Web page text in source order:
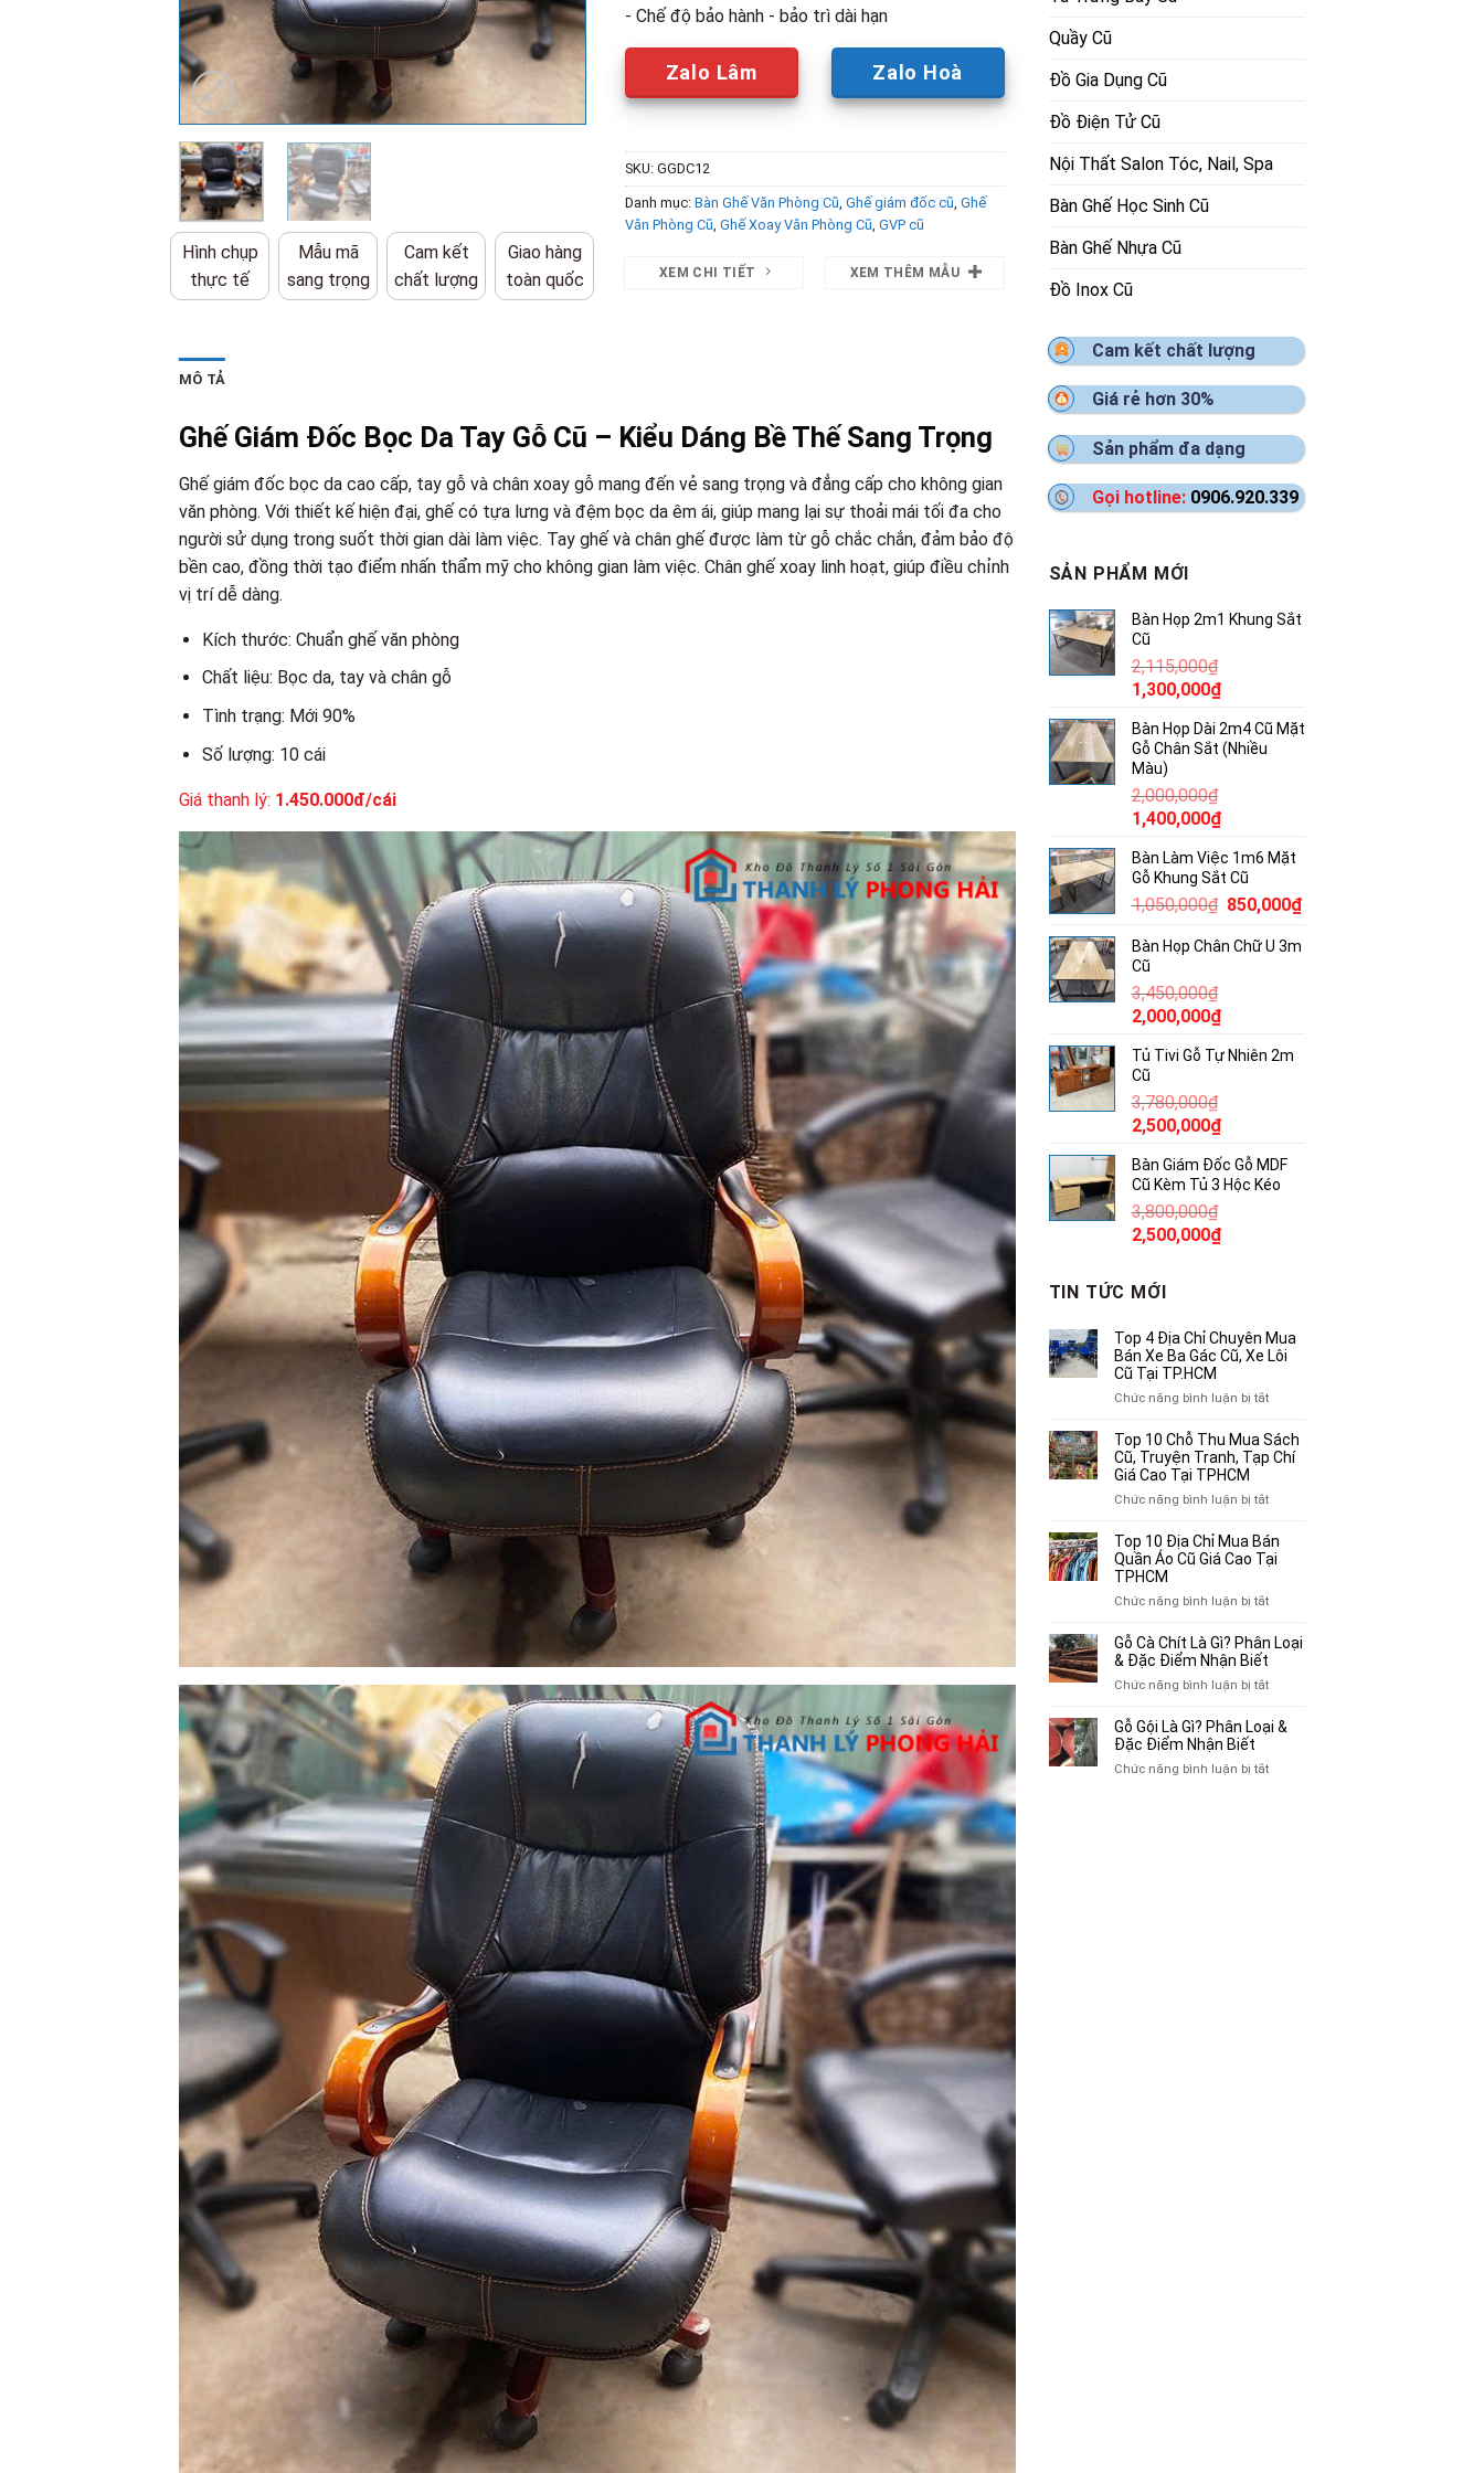
Hình chụp
thực tế
Mẫu mã
sang trọng
Cam kết
chất lượng
Giao hàng
toàn quốc
- Chế độ bảo hành - bảo trì dài hạn
Zalo Lâm Zalo Hoà
SKU: GGDC12
Danh mục: Bàn Ghế Văn Phòng Cũ Ghế giám đốc cũ Ghế
Văn Phòng Cũ Ghế Xoay Văn Phòng Cũ GVP cũ
XEM CHI TIẾT XEM THÊM MẪU
MÔ TẢ
Ghế Giám Đốc Bọc Da Tay Gỗ Cũ – Kiểu Dáng Bề Thế Sang Trọng
Ghế giám đốc bọc da cao cấp, tay gỗ và chân xoay gỗ mang đến vẻ sang trọng và đẳng cấp cho không gian
văn phòng. Với thiết kế hiện đại, ghế có tựa lưng và đệm bọc da êm ái, giúp mang lại sự thoải mái tối đa cho
người sử dụng trong suốt thời gian dài làm việc. Tay ghế và chân ghế được làm từ gỗ chắc chắn, đảm bảo độ
bền cao, đồng thời tạo điểm nhấn thẩm mỹ cho không gian làm việc. Chân ghế xoay linh hoạt, giúp điều chỉnh
vị trí dễ dàng.
Kích thước: Chuẩn ghế văn phòng
Chất liệu: Bọc da, tay và chân gỗ
Tình trạng: Mới 90%
Số lượng: 10 cái
Giá thanh lý: 1.450.000đ/cái
Quầy Cũ
Đồ Gia Dụng Cũ
Đồ Điện Tử Cũ
Nội Thất Salon Tóc, Nail, Spa
Bàn Ghế Học Sinh Cũ
Bàn Ghế Nhựa Cũ
Đồ Inox Cũ
Cam kết chất lượng
Giá rẻ hơn 30%
Sản phẩm đa dạng
Gọi hotline: 0906.920.339
SẢN PHẨM MỚI
Bàn Họp 2m1 Khung Sắt
Cũ
2,115,000₫
Giá
là:
2,115,000₫.
1,300,000₫Giá
tại
là:
Bàn Họp Dài 2m4 Cũ Mặt
Gỗ Chân Sắt (Nhiều
Màu)
2,000,000₫
Giá
là:
2,000,000₫.
1,400,000₫Giá
tại
là:
1,400,000₫.
Bàn Làm Việc 1m6 Mặt
Gỗ Khung Sắt Cũ
1,050,000₫ Giá
là:
850,000₫Giá
Bàn Họp Chân Chữ U 3m
Cũ
3,450,000₫
Giá
là:
3,450,000₫.
2,000,000₫Giá
tại
Tủ Tivi Gỗ Tự Nhiên 2m
Cũ
3,780,000₫
Giá
là:
3,780,000₫.
2,500,000₫Giá
tại
là:
Bàn Giám Đốc Gỗ MDF
Cũ Kèm Tủ 3 Hộc Kéo
3,800,000₫
Giá
là:
3,800,000₫.
2,500,000₫Giá
2,500,000₫.
TIN TỨC MỚI
Top 4 Địa Chỉ Chuyên Mua
Bán Xe Ba Gác Cũ, Xe Lôi
Cũ Tại TP.HCM
Chức năng bình luận bị tắtở
4
Địa
Xe
Ba
Cũ,
Lôi
Cũ
Tại
Top 10 Chỗ Thu Mua Sách
Cũ, Truyện Tranh, Tạp Chí
Giá Cao Tại TPHCM
Chức năng bình luận bị tắtở
10
Chỗ
Truyện
Tranh,
Tạp
Giá
Tại
Top 10 Địa Chỉ Mua Bán
Quần Áo Cũ Giá Cao Tại
TPHCM
Chức năng bình luận bị tắtở
10
Địa
Mua
Quần
Cũ
Gỗ Cà Chít Là Gì? Phân Loại
& Đặc Điểm Nhận Biết
Chức năng bình luận bị tắtở
Cà
Gì?
Gỗ Gội Là Gì? Phân Loại &
Đặc Điểm Nhận Biết
Chức năng bình luận bị tắtở